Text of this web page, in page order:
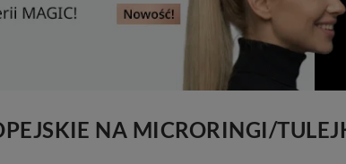
NA MICRORINGI/